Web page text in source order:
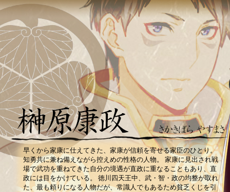
早くから家康に仕えてきた、家康が信頼を寄せる家臣のひとり。
知勇共に兼ね備えながら控えめの性格の人物。 家康に見出され戦
場で武功を重ねてきた自分の境遇が直政に重なることもあり、直
政には目をかけている。 徳川四天王中、武・智・政の均整が取れ
た、最も頼りになる人物だが、常識人でもあるため貧乏くじを引